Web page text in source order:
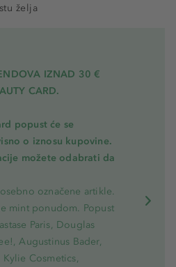
želja
IZNAD 30 €
CARD.
popust će se
o iznosu kupovine.
možete odabrati da
označene artikle.
mint ponudom. Popust
Paris, Douglas
Augustinus Bader,
Cosmetics,